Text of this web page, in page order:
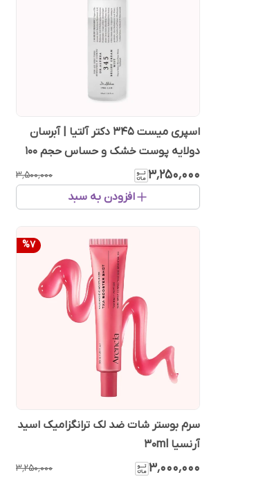
اسپری میست ۳۴۵ دکتر آلتیا | آبرسان
دولایه پوست خشک و حساس حجم 100
میل
۳٬۲۵۰٬۰۰۰ ۳٬۵۰۰٬۰۰۰
افزودن به سبد
%7
سرم بوستر شات ضد لک ترانگزامیک اسید
آرنسیا ‎ 30ml
۳٬۰۰۰٬۰۰۰ ۳٬۲۵۰٬۰۰۰